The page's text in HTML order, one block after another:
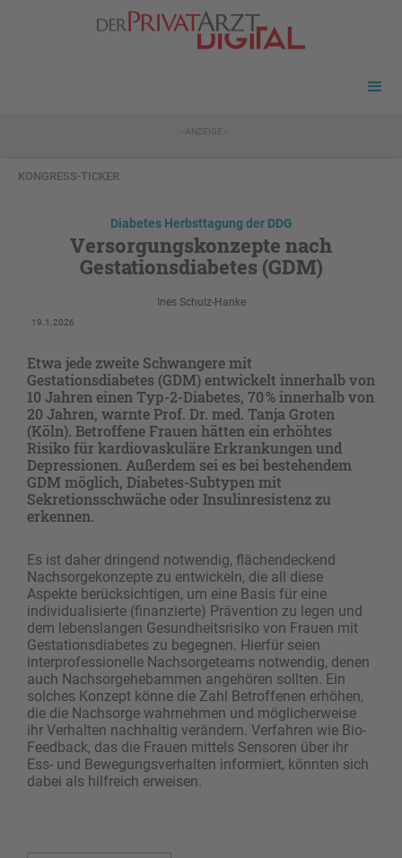
- ANZEIGE -
KONGRESS-TICKER
Diabetes Herbsttagung der DDG
Versorgungs­­konzepte nach
Gestationsdiabetes (GDM)
Ines Schulz-Hanke
19.1.2026
Etwa jede zweite Schwangere mit
Gestationsdiabetes (GDM) entwickelt innerhalb von
10 Jahren einen Typ-2-Diabetes, 70 % innerhalb von
20 Jahren, warnte Prof. Dr. med. Tanja Groten
(Köln). Betroffene Frauen hätten ein erhöhtes
Risiko für kardiovaskuläre Erkrankungen und
Depressionen. Außerdem sei es bei bestehendem
GDM möglich, Diabetes-Subtypen mit
Sekretionsschwäche oder Insulinresistenz zu
erkennen.
Es ist daher dringend notwendig, flächendeckend
Nachsorgekonzepte zu entwickeln, die all diese
Aspekte berücksichtigen, um eine Basis für eine
individualisierte (finanzierte) Prävention zu legen und
dem lebenslangen Gesundheitsrisiko von Frauen mit
Gestationsdiabetes zu begegnen. Hierfür seien
interprofessionelle Nachsorgeteams notwendig, denen
auch Nachsorgehebammen angehören sollten. Ein
solches Konzept könne die Zahl Betroffenen erhöhen,
die die Nachsorge wahrnehmen und möglicherweise
ihr Verhalten nachhaltig verändern. Verfahren wie Bio-
Feedback, das die Frauen mittels Sensoren über ihr
Ess- und Bewegungsverhalten informiert, könnten sich
dabei als hilfreich erweisen.